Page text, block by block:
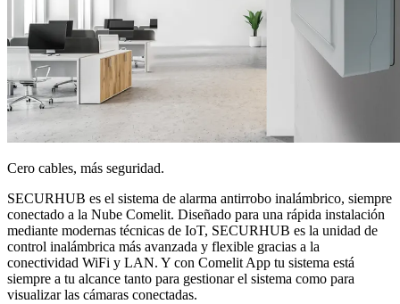
Cero cables, más seguridad.
SECURHUB es el sistema de alarma antirrobo inalámbrico, siempre
conectado a la Nube Comelit. Diseñado para una rápida instalación
mediante modernas técnicas de IoT, SECURHUB es la unidad de
control inalámbrica más avanzada y flexible gracias a la
conectividad WiFi y LAN. Y con Comelit App tu sistema está
siempre a tu alcance tanto para gestionar el sistema como para
visualizar las cámaras conectadas.